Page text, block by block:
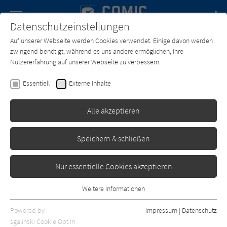
SUCHE Forum Charts Newsletter
Datenschutzeinstellungen
Auf unserer Webseite werden Cookies verwendet. Einige davon werden
zwingend benötigt, während es uns andere ermöglichen, Ihre
Nutzererfahrung auf unserer Webseite zu verbessern.
Essentiell Externe Inhalte
Alle akzeptieren
Speichern & schließen
Nur essentielle Cookies akzeptieren
Essentielle Cookies werden für grundlegende Funktionen der
Webseite benötigt. Dadurch ist gewährleistet, dass die Webseite
Weitere Informationen
Powered by
sgalinski Cookie Opt In
Impressum | Datenschutz